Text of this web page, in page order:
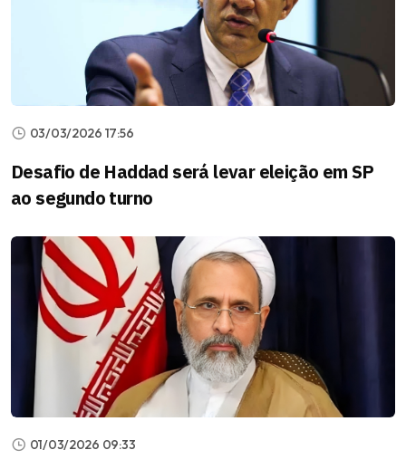
03/03/2026 17:56
Desafio de Haddad será levar eleição em SP
ao segundo turno
01/03/2026 09:33